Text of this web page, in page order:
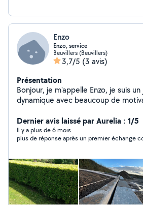
Enzo
Enzo, service
Beuvillers (Beuvillers)
3,7/5 (3 avis)
Présentation
Bonjour, je m'appelle Enzo, je suis
dynamique avec beaucoup de
extérieurs et autres petits travaux
toujours appliquée en ce que je fais
assez rapidement avec un travail de
Dernier avis laissé par Aurelia : 1/5
Il y a plus de 6 mois
plus de réponse après un premier échange